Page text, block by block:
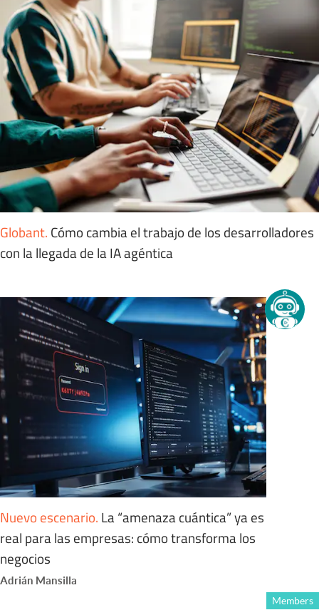
Globant. Cómo cambia el trabajo de los desarrolladores
con la llegada de la IA agéntica
Nuevo escenario. La “amenaza cuántica” ya es
real para las empresas: cómo transforma los
negocios
Adrián Mansilla
Members